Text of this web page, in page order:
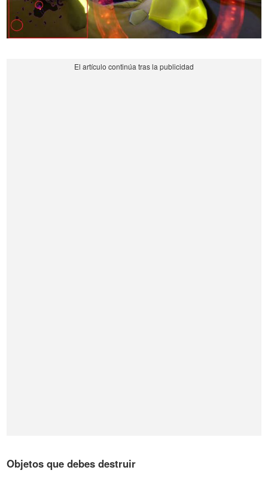
Objetos que debes destruir